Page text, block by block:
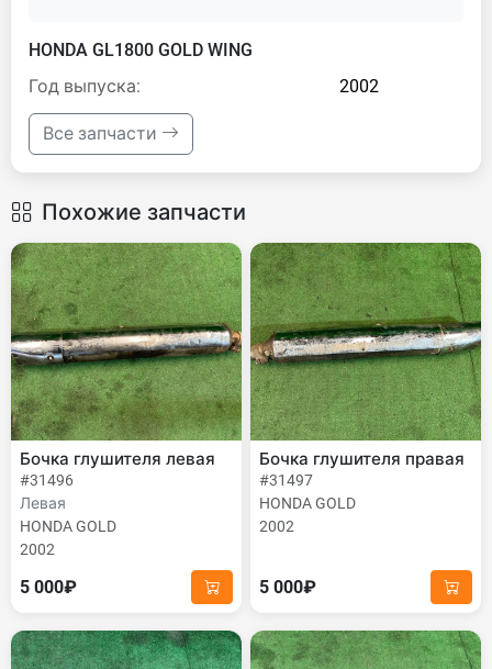
HONDA GL1800 GOLD WING
Год выпуска:
2002
Все запчасти
Похожие запчасти
Бочка глушителя левая
#31496
Левая
HONDA GOLD
2002
5 000₽
Бочка глушителя правая
#31497
HONDA GOLD
2002
5 000₽